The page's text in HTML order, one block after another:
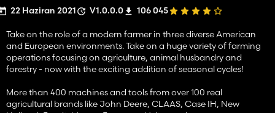
22 Haziran 2021 V1.0.0.0 106 045
Take on the role of a modern farmer in three diverse American
and European environments. Take on a huge variety of farming
operations focusing on agriculture, animal husbandry and
forestry - now with the exciting addition of seasonal cycles!
More than 400 machines and tools from over 100 real
agricultural brands like John Deere, CLAAS, Case IH, New